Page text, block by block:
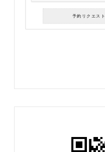
予約リクエスト